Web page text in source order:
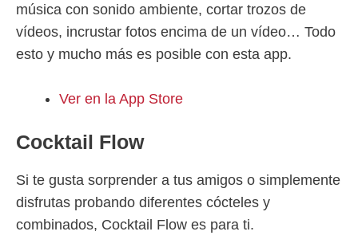
música con sonido ambiente, cortar trozos de
vídeos, incrustar fotos encima de un vídeo… Todo
esto y mucho más es posible con esta app.
Ver en la App Store
Cocktail Flow
Si te gusta sorprender a tus amigos o simplemente
disfrutas probando diferentes cócteles y
combinados, Cocktail Flow es para ti.